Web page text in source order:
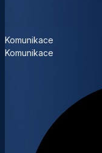
Komunikace
Komunikace